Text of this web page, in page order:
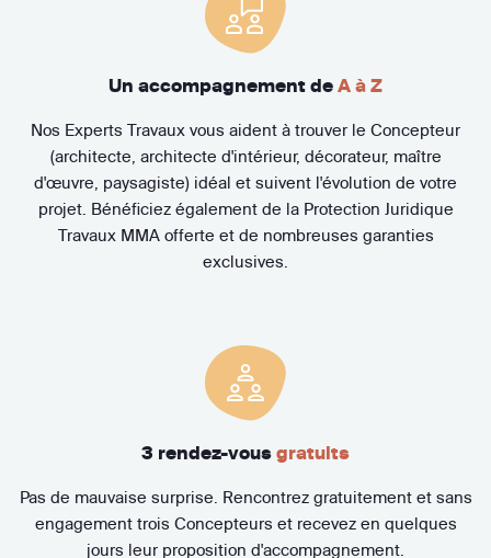
Un accompagnement de A à Z
Nos Experts Travaux vous aident à trouver le Concepteur
(architecte, architecte d'intérieur, décorateur, maître
d'œuvre, paysagiste) idéal et suivent l'évolution de votre
projet. Bénéficiez également de la Protection Juridique
Travaux MMA offerte et de nombreuses garanties
exclusives.
3 rendez-vous gratuits
Pas de mauvaise surprise. Rencontrez gratuitement et sans
engagement trois Concepteurs et recevez en quelques
jours leur proposition d'accompagnement.